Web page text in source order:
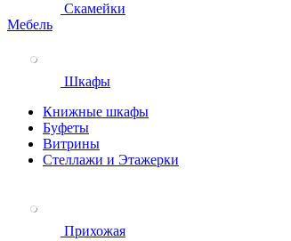
Скамейки
Мебель
Шкафы
Книжные шкафы
Буфеты
Витрины
Стеллажи и Этажерки
Прихожая